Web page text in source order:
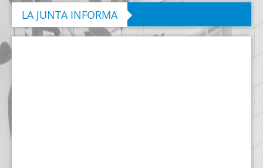
LA JUNTA INFORMA